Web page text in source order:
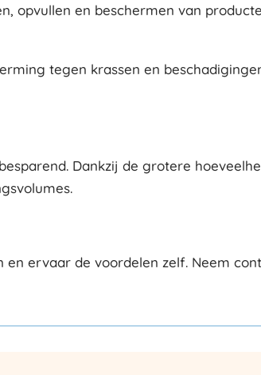
opvullen en beschermen van
tegen krassen en
Dankzij de grotere
ervaar de voordelen zelf. Neem